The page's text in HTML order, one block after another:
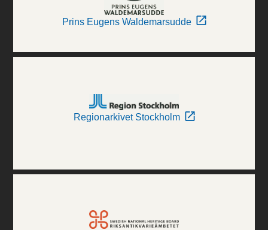
Prins Eugens Waldemarsudde
Regionarkivet Stockholm